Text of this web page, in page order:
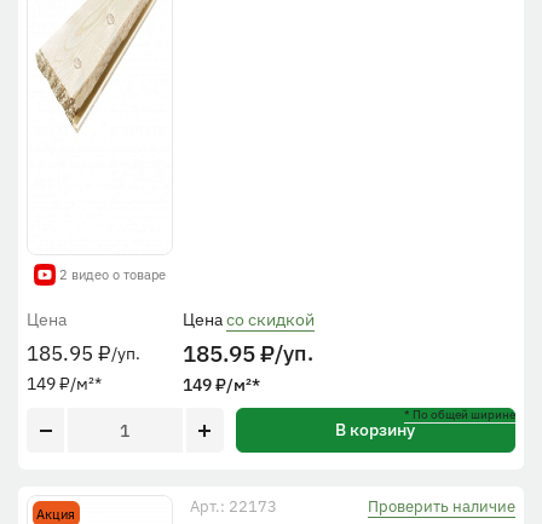
2 видео о товаре
Цена
185.95 ₽/уп.
149₽/м²*
Ценасо скидкой
185.95₽/уп.
149₽/м²*
* По общей ширине
В корзину
Акция Арт.: 22173 Проверить наличие